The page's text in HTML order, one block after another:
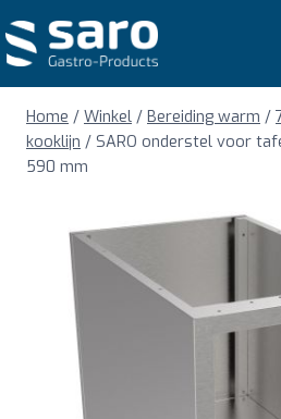
naar
inhoud
Home / Winkel / Bereiding warm /
kooklijn / SARO onderstel voor
590 mm